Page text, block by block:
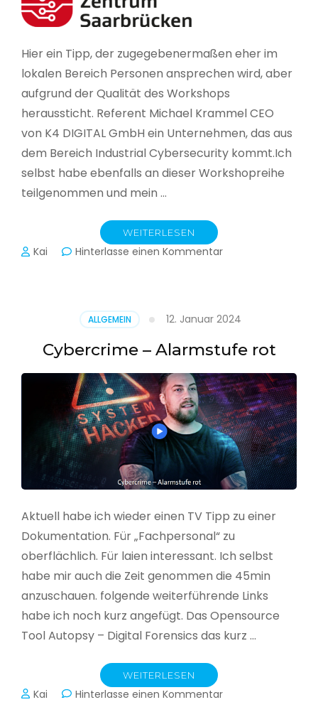
Hier ein Tipp, der zugegebenermaßen eher im
lokalen Bereich Personen ansprechen wird, aber
aufgrund der Qualität des Workshops
heraussticht. Referent Michael Krammel CEO
von K4 DIGITAL GmbH ein Unternehmen, das aus
dem Bereich Industrial Cybersecurity kommt.Ich
selbst habe ebenfalls an dieser Workshopreihe
teilgenommen und mein …
WEITERLESEN
Kai Hinterlasse einen Kommentarzu
Produktion
ALLGEMEIN 12. Januar 2024
Cybercrime – Alarmstufe rot
Aktuell habe ich wieder einen TV Tipp zu einer
Dokumentation. Für „Fachpersonal“ zu
oberflächlich. Für laien interessant. Ich selbst
habe mir auch die Zeit genommen die 45min
anzuschauen. folgende weiterführende Links
habe ich noch kurz angefügt. Das Opensource
Tool Autopsy – Digital Forensics das kurz …
WEITERLESEN
Kai Hinterlasse einen Kommentarzu